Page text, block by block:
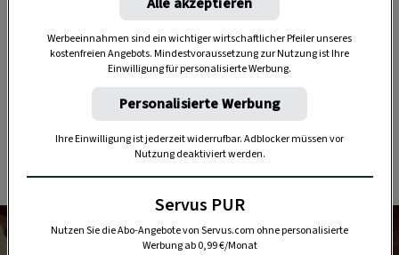
spezielle Note: „Es war uns ein Anliegen,
Materialien aus der Region zu verwenden.
Gleichzeitig aber sollte das Haus Weltoffenheit
ausstrahlen.“
Regional und weltoffen zugleich
Werbeeinnahmen sind ein wichtiger wirtschaftlicher Pfeiler unseres
kostenfreien Angebots. Mindestvoraussetzung zur Nutzung ist Ihre
Einwilligung für personalisierte Werbung.
Personalisierte Werbung
Ihre Einwilligung ist jederzeit widerrufbar. Adblocker müssen vor
Nutzung deaktiviert werden.
Servus PUR
Nutzen Sie die Abo-Angebote von Servus.com ohne personalisierte
Werbung ab 0,99 €/Monat